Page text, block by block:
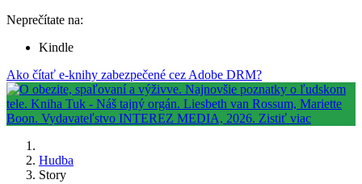
Neprečítate na:
Kindle
Ako čítať e-knihy zabezpečené cez Adobe DRM?
Hudba
Story